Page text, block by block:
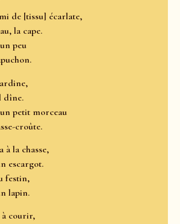
de [tissu] écarlate,
la cape.
peu
dîne.
petit morceau
croûte.
à la chasse,
escargot.
festin,
lapin.
à courir,